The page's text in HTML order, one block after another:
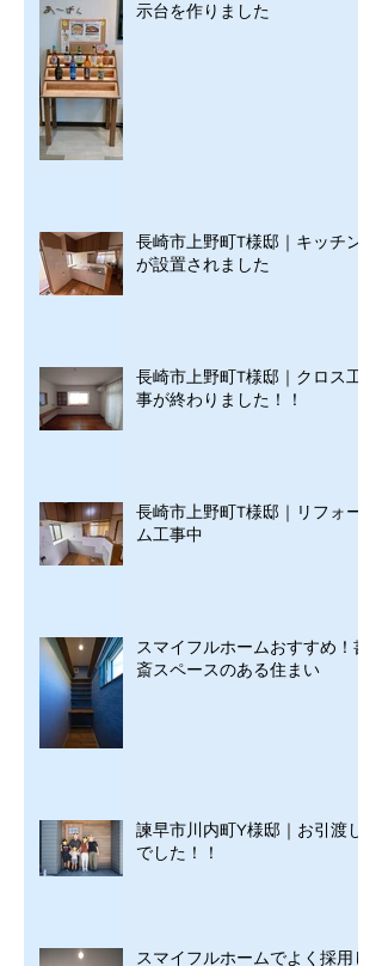
示台を作りました
長崎市上野町T様邸｜キッチン
が設置されました
長崎市上野町T様邸｜クロス工
事が終わりました！！
長崎市上野町T様邸｜リフォー
ム工事中
スマイフルホームおすすめ！書
斎スペースのある住まい
諫早市川内町Y様邸｜お引渡し
でした！！
スマイフルホームでよく採用し